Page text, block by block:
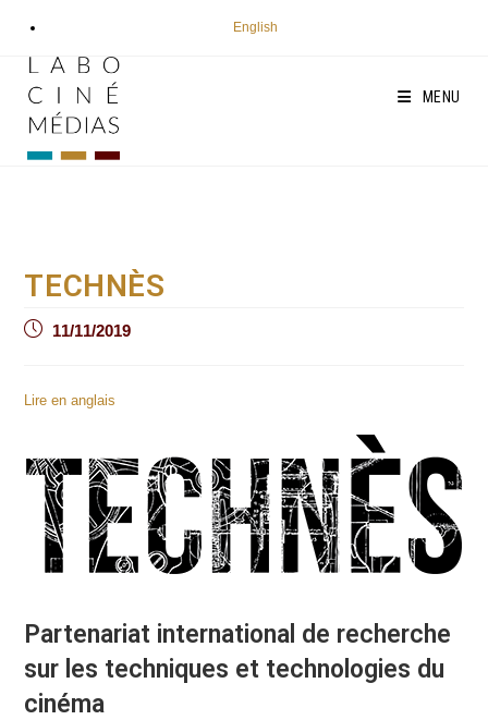
contenu
English
MENU
TECHNÈS
Post11/11/2019
Lire en anglais
Partenariat international de recherche
sur les techniques et technologies du
cinéma